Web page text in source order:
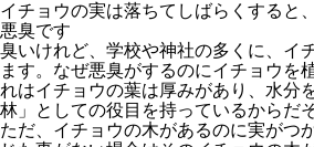
イチョウの実は落ちてしばらくすると
悪臭です
臭いけれど、学校や神社の多くに、イ
ます。なぜ悪臭がするのにイチョウを
れはイチョウの葉は厚みがあり、水分
林」としての役目を持っているからだ
ただ、イチョウの木があるのに実がつ